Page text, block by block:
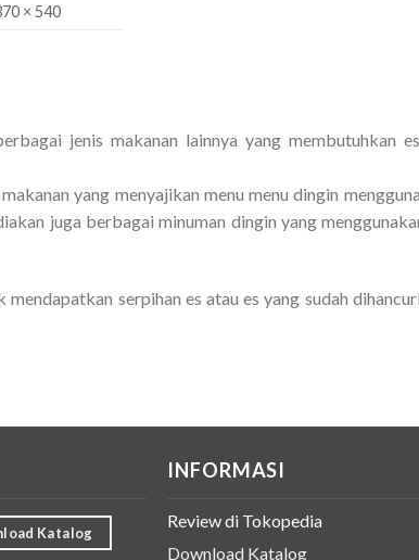
× 540
jenis makanan lainnya yang membutuhkan
yang menyajikan menu menu dingin
juga berbagai minuman dingin yang
serpihan es atau es yang sudah
Katalog
INFORMASI
Review di Tokopedia
Download Katalog